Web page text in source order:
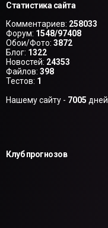
Статистика сайта
Комментариев: 258033
Форум: 1548/97408
Обои/Фото: 3872
Блог: 1322
Новостей: 24353
Файлов: 398
Тестов: 1
Нашему сайту - 7005 дней
Клуб прогнозов